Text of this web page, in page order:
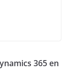
365 en